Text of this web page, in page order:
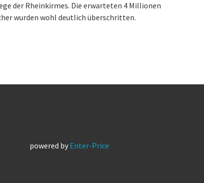
der Rheinkirmes. Die erwarteten 4 Millionen
wurden wohl deutlich überschritten.
powered by Enter-Price